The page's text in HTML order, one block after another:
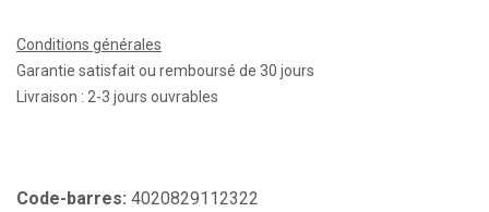
Conditions générales
Garantie satisfait ou remboursé de 30 jours
Livraison : 2-3 jours ouvrables
Code-barres: 4020829112322